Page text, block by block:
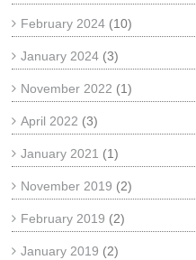
February 2024 (10)
January 2024 (3)
November 2022 (1)
April 2022 (3)
January 2021 (1)
November 2019 (2)
February 2019 (2)
January 2019 (2)